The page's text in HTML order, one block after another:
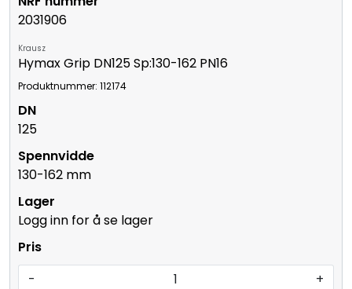
2031906
Krausz
Hymax Grip DN125 Sp:130-162 PN16
Produktnummer: 112174
125
130-162 mm
Logg inn for å se lager
- +